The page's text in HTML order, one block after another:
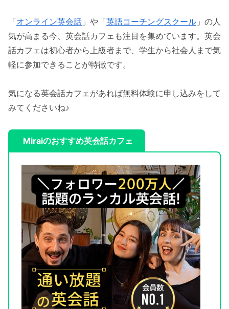
「オンライン英会話 」や「英語コーチングスクール 」の人
気が高まる今、英会話カフェも注目を集めています。英会
話カフェは初心者から上級者まで、学生から社会人まで気
軽に参加できることが特徴です。
気になる英会話カフェがあれば無料体験に申し込みをして
みてくださいね♪
Miraiのおすすめ英会話カフェ